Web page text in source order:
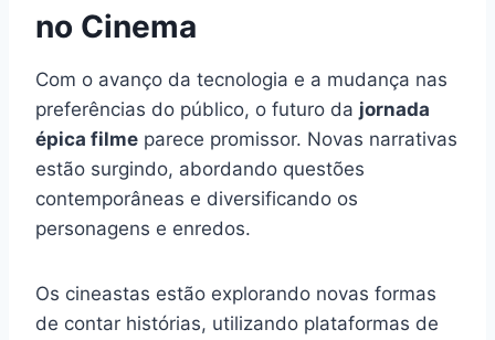
no Cinema
Com o avanço da tecnologia e a mudança nas
preferências do público, o futuro da jornada
épica filme parece promissor. Novas narrativas
estão surgindo, abordando questões
contemporâneas e diversificando os
personagens e enredos.
Os cineastas estão explorando novas formas
de contar histórias, utilizando plataformas de